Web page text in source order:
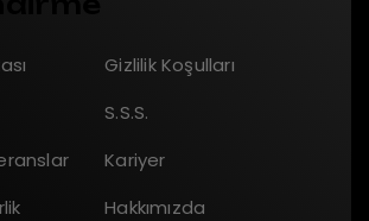
Gizlilik Koşulları
S.S.S.
Kariyer
Hakkımızda